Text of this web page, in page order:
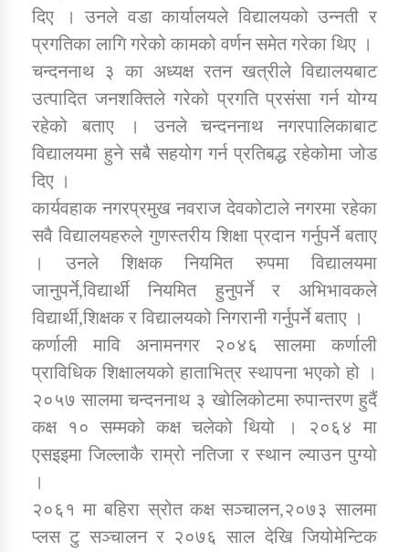
कर्णाली प्राविधि शिक्षालय जुम्लाको सुचना
तातोपानी गाउँपालिकाको न्यायिक समिति सम्बन्धी सन्देश
तातोपानी गाउँपालिका जुम्लाको महिला तथा लैङ्गिक हिंसा
सम्बन्धी सूचना सन्देश
तातोपानी गाउँपालिका जुम्लाको महिनावारी सम्बन्धिकाे
सन्देश
तातोपानी गाउँपालिका जुम्लाको बालविवाह सन्देश
तातोपानी गाउँपालिका जुम्लाको सूचना
दिए । उनले वडा कार्यालयले विद्यालयको उन्नती र
प्रगतिका लागि गरेको कामको वर्णन समेत गरेका थिए ।
चन्दननाथ ३ का अध्यक्ष रतन खत्रीले विद्यालयबाट
उत्पादित जनशक्तिले गरेको प्रगति प्रसंसा गर्न योग्य
रहेको बताए । उनले चन्दननाथ नगरपालिकाबाट
विद्यालयमा हुने सबै सहयोग गर्न प्रतिबद्ध रहेकोमा जोड
दिए ।
कार्यवहाक नगरप्रमुख नवराज देवकोटाले नगरमा रहेका
सवै विद्यालयहरुले गुणस्तरीय शिक्षा प्रदान गर्नुपर्ने बताए
। उनले शिक्षक नियमित रुपमा विद्यालयमा
जानुपर्ने,विद्यार्थी नियमित हुनुपर्ने र अभिभावकले
विद्यार्थी,शिक्षक र विद्यालयको निगरानी गर्नुपर्ने बताए ।
कर्णाली मावि अनामनगर २०४६ सालमा कर्णाली
प्राविधिक शिक्षालयको हाताभित्र स्थापना भएको हो ।
२०५७ सालमा चन्दननाथ ३ खोलिकोटमा रुपान्तरण हुदैं
कक्ष १० सम्मको कक्ष चलेको थियो । २०६४ मा
एसइइमा जिल्लाकै राम्रो नतिजा र स्थान ल्याउन पुग्यो
।
२०६१ मा बहिरा स्रोत कक्ष सञ्चालन,२०७३ सालमा
प्लस टु सञ्चालन र २०७६ साल देखि जियोमेन्टिक